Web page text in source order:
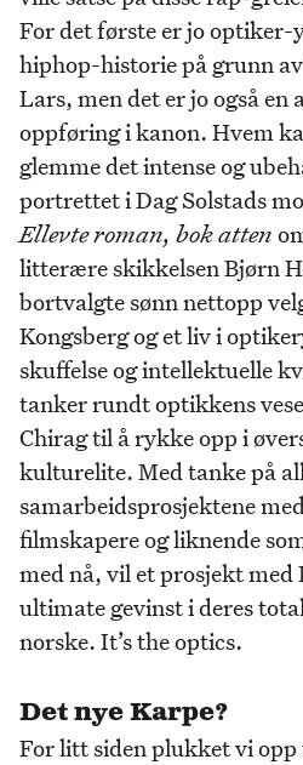
For det første er jo
hiphop-historie på grunn
Lars, men det er jo også en
oppføring i kanon. Hvem
glemme det intense og
portrettet i Dag Solstads
Ellevte roman, bok atten
litterære skikkelsen Bjørn
bortvalgte sønn nettopp
Kongsberg og et liv i
skuffelse og intellektuelle
tanker rundt optikkens
Chirag til å rykke opp i
kulturelite. Med tanke på
samarbeidsprosjektene
filmskapere og liknende
med nå, vil et prosjekt med
ultimate gevinst i deres
norske. It’s the optics.
Det nye Karpe?
For litt siden plukket vi